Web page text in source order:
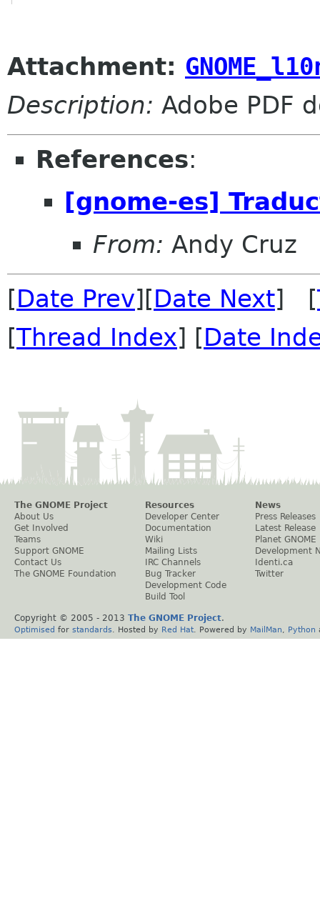
Attachment:
Description: Adobe PDF
References:
[gnome-es]
From: Andy Cruz
[Date Prev][Date Next] [
[Thread Index] [Date
The GNOME Project
About Us
Get Involved
Teams
Support GNOME
Contact Us
The GNOME Foundation
Resources
Developer Center
Documentation
Wiki
Mailing Lists
IRC Channels
Bug Tracker
Development Code
Build Tool
News
Press Releases
Latest Release
Planet GNOME
Development
Identi.ca
Twitter
Copyright © 2005 - 2013 The GNOME Project.
Optimised for standards . Hosted by Red Hat . Powered by MailMan Python